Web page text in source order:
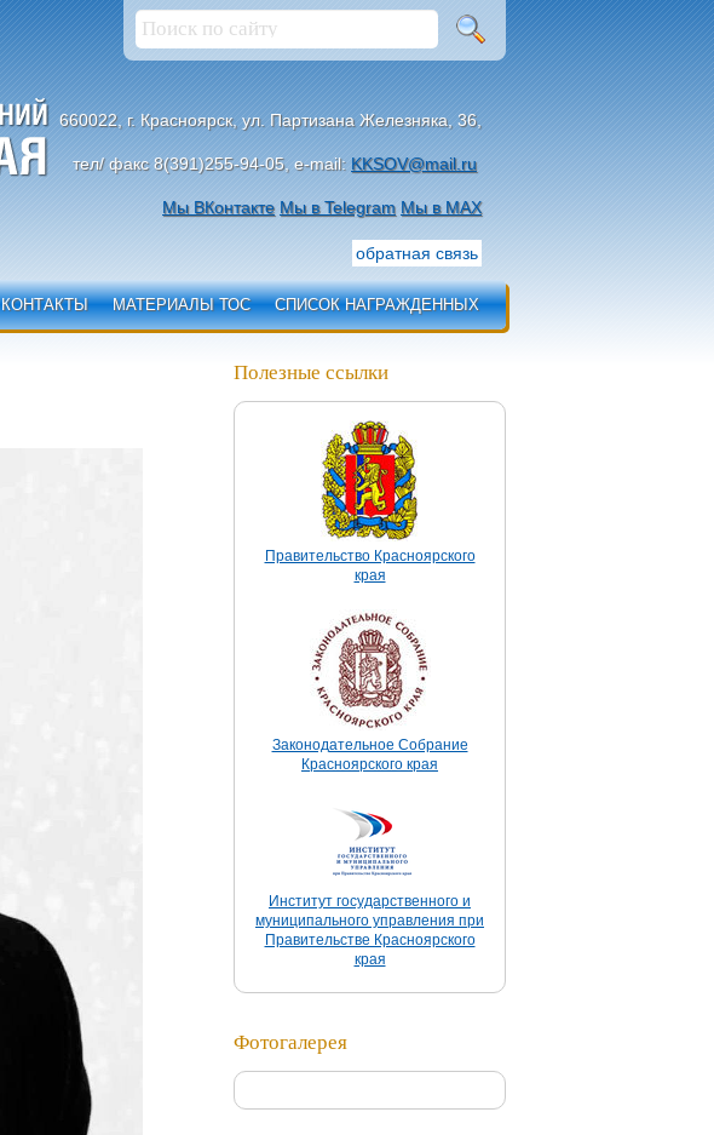
660022, г. Красноярск, ул. Партизана Железняка, 36,
тел/ факс 8(391)255-94-05, e-mail: KKSOV@mail.ru
Мы ВКонтакте Мы в Telegram Мы в МАХ
обратная связь
КОНТАКТЫ МАТЕРИАЛЫ ТОС СПИСОК НАГРАЖДЕННЫХ
Полезные ссылки
Правительство Красноярского
края
Законодательное Собрание
Красноярского края
Институт государственного и
муниципального управления при
Правительстве Красноярского
края
Фотогалерея